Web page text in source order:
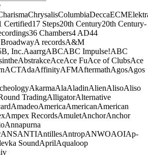
ChrysalisColumbiaDeccaECM
Certified17 Steps20th Century20th Century-
36 Chambers4 AD44
A recordsA&M
Inc.AaarrgABCABC Impulse!ABC
AbstrakceAceAce FuAce of ClubsAce
ACTAdaAffinityAFMAftermathAgosAgos
AkarmaAlaAladinAlienAlisoAliso
TradingAlligatorAlternative
AmadeoAmericaAmericanAmerican
Ampex RecordsAmuletAnchorAnchor
Annapurna
ANSANTIAntillesAntropANWOAOIAp-
SoundAprilAqualoop